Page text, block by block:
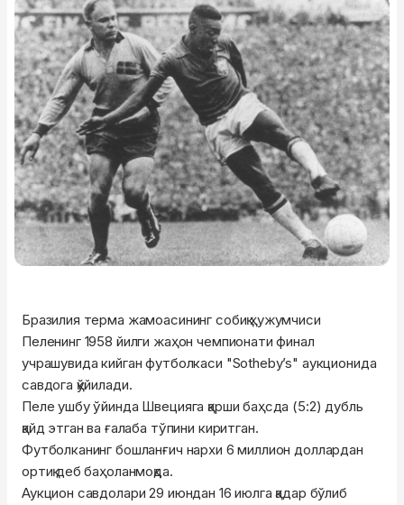
Бразилия терма жамоасининг собиқ ҳужумчиси
Пеленинг 1958 йилги жаҳон чемпионати финал
учрашувида кийган футболкаси "Sotheby’s" аукционида
савдога қўйилади.
Пеле ушбу ўйинда Швецияга қарши баҳсда (5:2) дубль
қайд этган ва ғалаба тўпини киритган.
Футболканинг бошланғич нархи 6 миллион доллардан
ортиқ деб баҳоланмоқда.
Аукцион савдолари 29 июндан 16 июлга қадар бўлиб